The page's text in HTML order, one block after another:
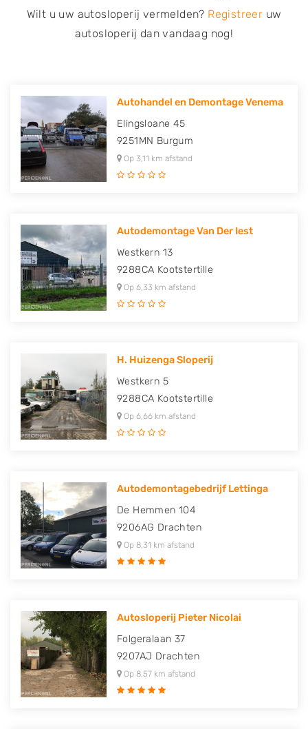
Wilt u uw autosloperij vermelden? Registreer uw
autosloperij dan vandaag nog!
Autohandel en Demontage Venema
Elingsloane 45
9251MN Burgum
Op 3,11 km afstand
Autodemontage Van Der Iest
Westkern 13
9288CA Kootstertille
Op 6,33 km afstand
H. Huizenga Sloperij
Westkern 5
9288CA Kootstertille
Op 6,66 km afstand
Autodemontagebedrijf Lettinga
De Hemmen 104
9206AG Drachten
Op 8,31 km afstand
Autosloperij Pieter Nicolai
Folgeralaan 37
9207AJ Drachten
Op 8,57 km afstand